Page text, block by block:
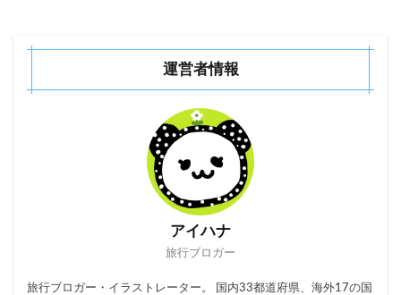
運営者情報
アイハナ
旅行ブロガー
旅行ブロガー・イラストレーター。 国内33都道府県、海外17の国